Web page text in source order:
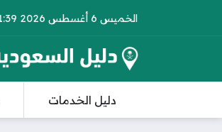
الخميس 6 أغسطس 2026 1:39 ص
دليل الخدمات